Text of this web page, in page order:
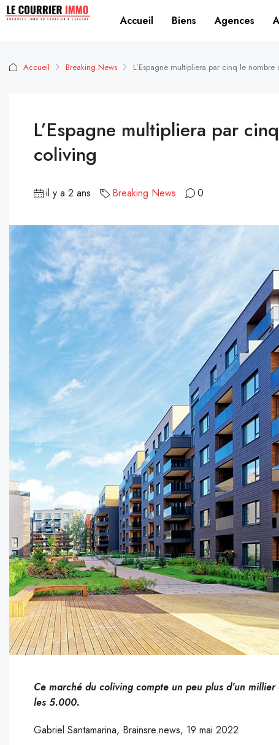
Accueil Biens Agences
Accueil Breaking News L’Espagne multipliera par cinq le
L’Espagne multipliera par
coliving
il y a 2 ans Breaking News 0
Ce marché du coliving compte un peu plus d’un
les 5.000.
Gabriel Santamarina, Brainsre.news, 19 mai 2022